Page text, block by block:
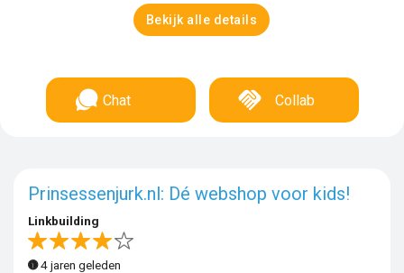
Bekijk alle details
Chat Collab
Prinsessenjurk.nl: Dé webshop voor kids!
Linkbuilding
4 jaren geleden